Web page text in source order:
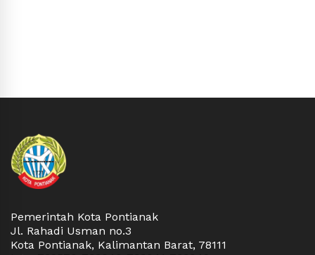
Pemerintah Kota Pontianak
Jl. Rahadi Usman no.3
Kota Pontianak, Kalimantan Barat, 78111